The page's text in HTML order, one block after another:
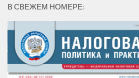
В СВЕЖЕМ НОМЕРЕ: